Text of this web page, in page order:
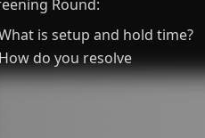
Round:
is setup and hold time?
How do you resolve